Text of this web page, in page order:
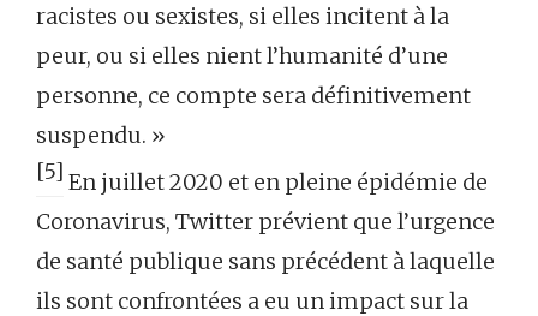
racistes ou sexistes, si elles incitent à la
peur, ou si elles nient l’humanité d’une
personne, ce compte sera définitivement
suspendu. »
[5] En juillet 2020 et en pleine épidémie de
Coronavirus, Twitter prévient que l’urgence
de santé publique sans précédent à laquelle
ils sont confrontées a eu un impact sur la